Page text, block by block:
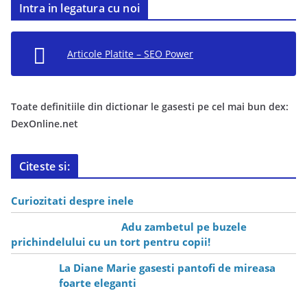
Intra in legatura cu noi
Articole Platite – SEO Power
Toate definitiile din dictionar le gasesti pe cel mai bun dex:
DexOnline.net
Citeste si:
Curiozitati despre inele
Adu zambetul pe buzele
prichindelului cu un tort pentru copii!
La Diane Marie gasesti pantofi de mireasa
foarte eleganti